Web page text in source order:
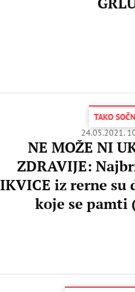
TAKO
24.05.2021.
NE MOŽE NI
ZDRAVIJE:
iz rerne
koje se pamti